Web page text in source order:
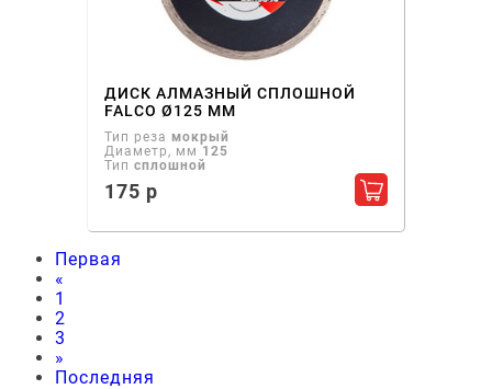
ДИСК АЛМАЗНЫЙ СПЛОШНОЙ
FALCO Ø125 ММ
Тип реза мокрый
Диаметр, мм 125
Тип сплошной
175 р Добавить в
Первая
«
1
2
3
»
Последняя